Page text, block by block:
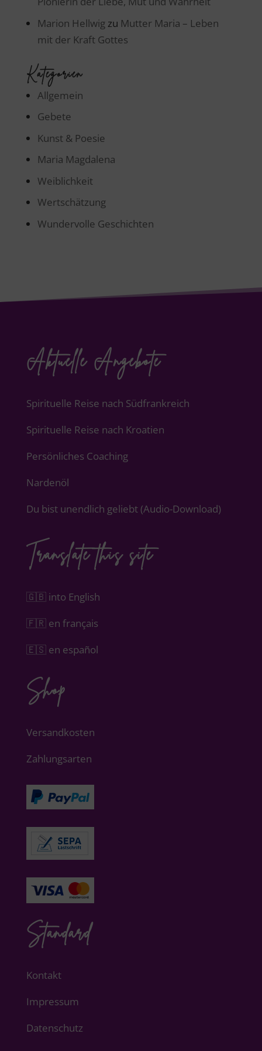
Marion Hellwigzu Mutter Maria – Leben
mit der Kraft Gottes
Kategorien
Allgemein
Gebete
Kunst & Poesie
Maria Magdalena
Weiblichkeit
Wertschätzung
Wundervolle Geschichten
Aktuelle Angebote
Spirituelle Reise nach Südfrankreich
Spirituelle Reise nach Kroatien
Persönliches Coaching
Nardenöl
Du bist unendlich geliebt (Audio-Download)
Translate this site
🇬🇧 into English
🇫🇷 en français
🇪🇸 en español
Shop
Versandkosten
Zahlungsarten
Standard
Kontakt
Impressum
Datenschutz